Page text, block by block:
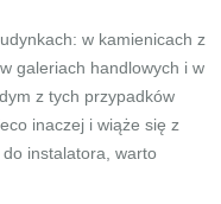
w kamienicach z
galeriach handlowych i w
z tych przypadków
inaczej i wiąże się z
instalatora, warto